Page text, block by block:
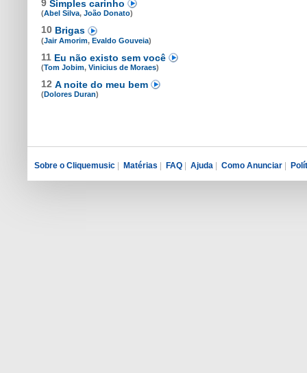
9 Simples carinho
(Abel Silva, João Donato)
10 Brigas
(Jair Amorim, Evaldo Gouveia)
11 Eu não existo sem você
(Tom Jobim, Vinicius de Moraes)
12 A noite do meu bem
(Dolores Duran)
Sobre o Cliquemusic Matérias FAQ Ajuda Como Anunciar